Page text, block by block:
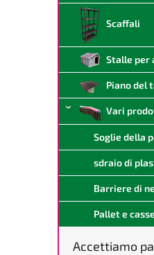
Scaffali
Stalle per
Piano del
Vari
Soglie della
sdraio di
Barriere di
Pallet e
Accettiamo